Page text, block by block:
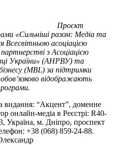
Проєкт
«Сильніші разом: Медіа та
Всесвітньою асоціацією
з Асоціацією
України» (АНРВУ) та
(MBL) за підтримки
відображають
видання: “Акцент”, доменне
онлайн-медіа в Реєстрі: R40-
Україна, м. Дніпро, проспект
+38 (068) 859-24-88.